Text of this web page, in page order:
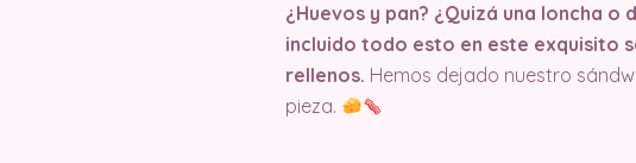
¿Huevos y pan? ¿Quizá una loncha
incluido todo esto en este exquisito
rellenos. Hemos dejado nuestro
pieza.